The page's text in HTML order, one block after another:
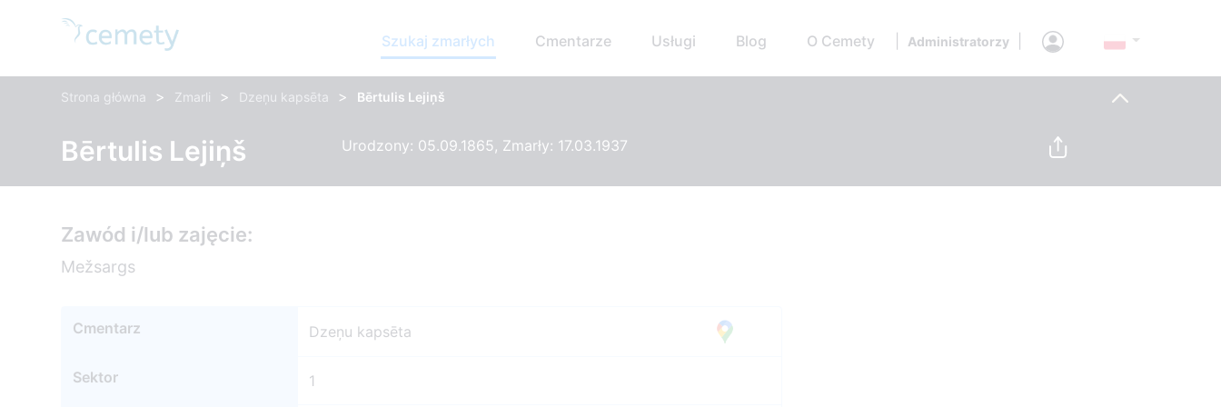
Szukaj zmarłych Cmentarze Usługi Blog O Cemety Administratorzy
Strona główna > Zmarli > Dzeņu kapsēta > Bērtulis Lejiņš
Bērtulis Lejiņš Urodzony: 05.09.1865, Zmarły: 17.03.1937
Zawód i/lub zajęcie:
Mežsargs
Cmentarz Dzeņu kapsēta
Sektor 1